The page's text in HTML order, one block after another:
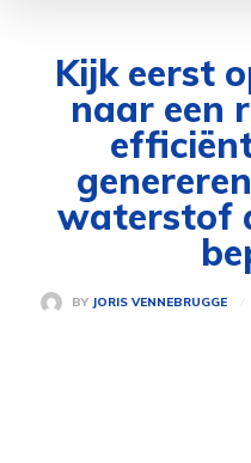
Kijk eerst
naar een
waterstof
BY JORIS VENNEBRUGGE